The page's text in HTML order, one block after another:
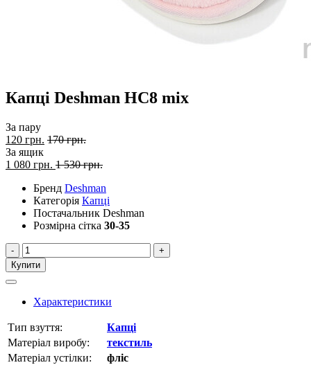
Капці Deshman HC8 mix
За пару
120 грн. 170 грн.
За ящик
1 080 грн. 1 530 грн.
Бренд Deshman
Категорія Капці
Постачальник Deshman
Розмірна сітка 30-35
-
+
Купити
Характеристики
Тип взуття:
Капці
Матеріал виробу:
текстиль
Матеріал устілки:
фліс